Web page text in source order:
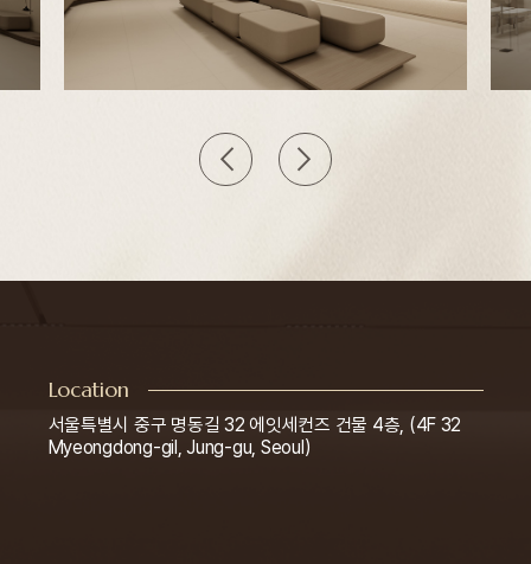
< >
Location
서울특별시 중구 명동길 32 에잇세컨즈 건물 4층, (4F 32
Myeongdong-gil, Jung-gu, Seoul)